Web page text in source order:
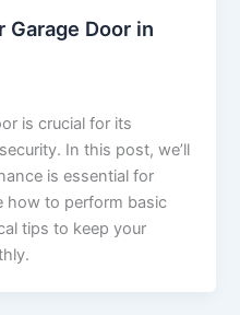
Garage Door in
is crucial for its
In this post, we’ll
is essential for
how to perform basic
tips to keep your